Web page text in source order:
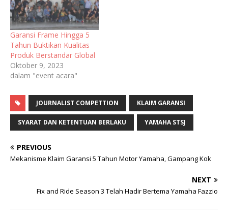
mendapatkan produk dan
layanan yang berkualitas.
Begitu pula dengan
yamaha, akan
memberikan garansi bagi
motor-motor yang
diproduksinya sebagai
pemenuhan hak bagi
Garansi Frame Hingga 5
Tahun Buktikan Kualitas
Produk Berstandar Global
Oktober 9, 2023
dalam "event acara"
JOURNALIST COMPETTION KLAIM GARANSI
SYARAT DAN KETENTUAN BERLAKU YAMAHA STSJ
PREVIOUS
Mekanisme Klaim Garansi 5 Tahun Motor Yamaha, Gampang Kok
NEXT
Fix and Ride Season 3 Telah Hadir Bertema Yamaha Fazzio